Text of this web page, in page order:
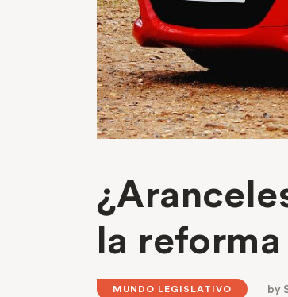
la
MUNDO LEGISLATIVO by